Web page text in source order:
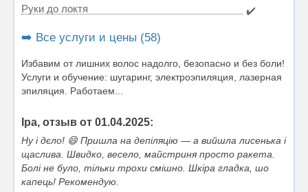
Руки до локтя
✔️
➡️ Все услуги и цены (58)
Избавим от лишних волос надолго, безопасно и без боли!
Услуги и обучение: шугаринг, электроэпиляция, лазерная
эпиляция. Работаем...
Іра, отзыв от 01.04.2025:
Ну і дєло! 😄 Пришла на депіляцію — а вийшла лисенька і
щаслива. Швидко, весело, майстриня просто ракета.
Болі не було, тільки трохи смішно. Шкіра гладка, шо
капець! Рекомендую.